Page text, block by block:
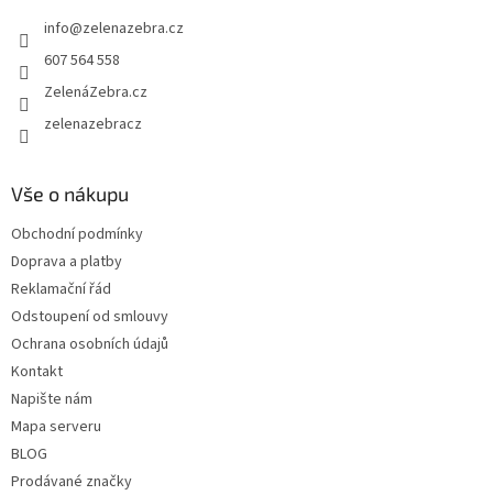
info@zelenazebra.cz
607 564 558
ZelenáZebra.cz
zelenazebracz
Vše o nákupu
Obchodní podmínky
Doprava a platby
Reklamační řád
Odstoupení od smlouvy
Ochrana osobních údajů
Kontakt
Napište nám
Mapa serveru
BLOG
Prodávané značky